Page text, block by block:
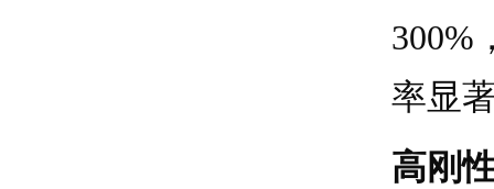
300%
率显
高刚